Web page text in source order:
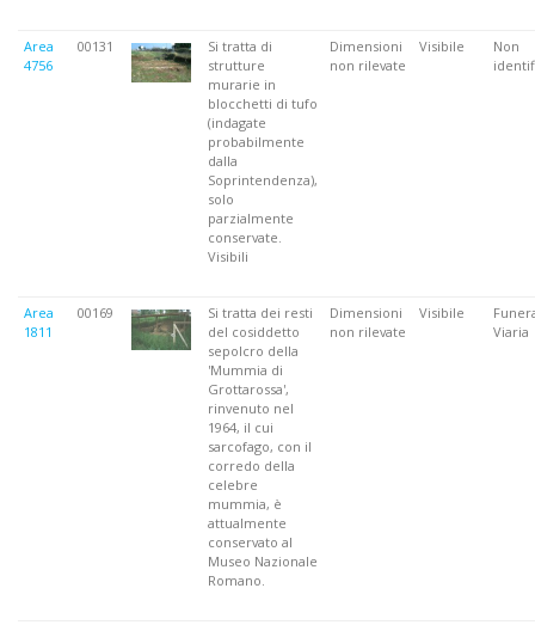
Area
4756
00131
Si tratta di
strutture
murarie in
blocchetti di tufo
(indagate
probabilmente
dalla
Soprintendenza),
solo
parzialmente
conservate.
Visibili
Dimensioni
non rilevate
Visibile
Non
Area
1811
00169
Si tratta dei resti
del cosiddetto
sepolcro della
'Mummia di
Grottarossa',
rinvenuto nel
1964, il cui
sarcofago, con il
corredo della
celebre
mummia, è
attualmente
conservato al
Museo Nazionale
Romano.
Dimensioni
non rilevate
Visibile
Viaria